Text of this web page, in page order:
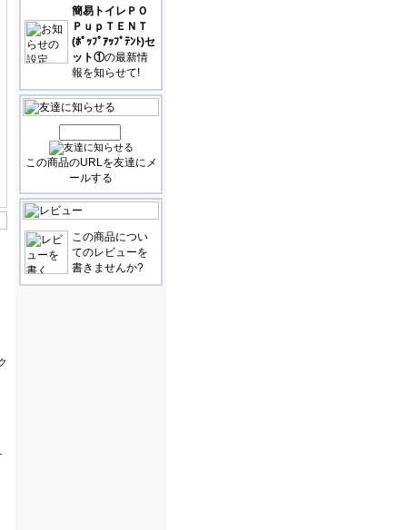
簡易トイレＰＯ
ＰｕｐＴＥＮＴ
(ﾎﾟｯﾌﾟｱｯﾌﾟﾃﾝﾄ)セ
ット①の最新情
報を知らせて!
この商品のURLを友達にメ
ールする
この商品につい
てのレビューを
書きませんか?